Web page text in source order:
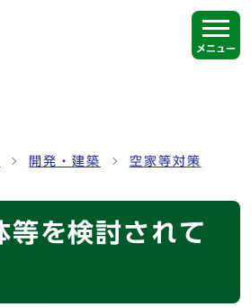
メニュー
開発・建築 空家等対策
等を検討されて